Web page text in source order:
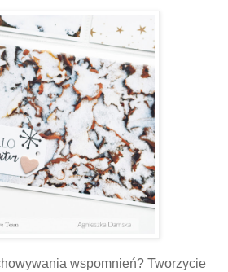
wspomnień? Tworzycie